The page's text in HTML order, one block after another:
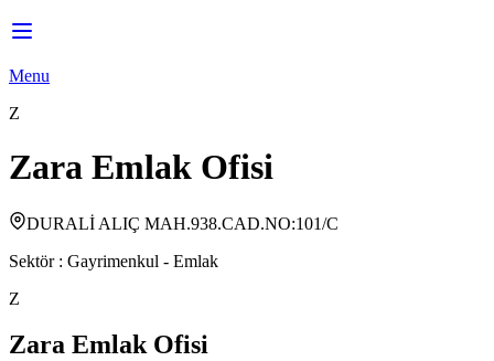
Menu
Z
Zara Emlak Ofisi
DURALİ ALIÇ MAH.938.CAD.NO:101/C
Sektör : Gayrimenkul - Emlak
Z
Zara Emlak Ofisi